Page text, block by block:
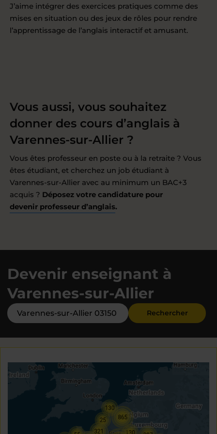
J’aime intégrer des exercices pratiques comme des
mises en situation ou des jeux de rôles pour rendre
l’apprentissage de l’anglais interactif et amusant.
Vous aussi, vous souhaitez
donner des cours d’anglais à
Varennes-sur-Allier ?
Vous êtes professeur en poste ou à la retraite ? Vous
êtes étudiant, et cherchez un job étudiant à
Varennes-sur-Allier avec au minimum un BAC+3
acquis ? Déposez votre candidature pour
devenir professeur d’anglais.
Devenir enseignant à
Varennes-sur-Allier
Rechercher